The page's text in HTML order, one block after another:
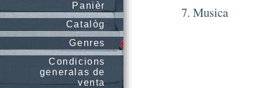
Panièr
Catalòg
Genres
Condicions
generalas de
venta
7. Musica